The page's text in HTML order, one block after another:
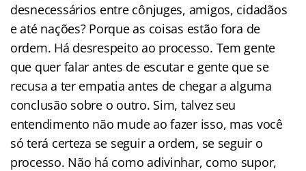
desnecessários entre cônjuges, amigos, cidadãos
e até nações? Porque as coisas estão fora de
ordem. Há desrespeito ao processo. Tem gente
que quer falar antes de escutar e gente que se
recusa a ter empatia antes de chegar a alguma
conclusão sobre o outro. Sim, talvez seu
entendimento não mude ao fazer isso, mas você
só terá certeza se seguir a ordem, se seguir o
processo. Não há como adivinhar, como supor,